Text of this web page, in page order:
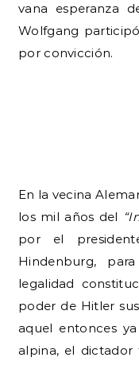
vana esperanza
Wolfgang
por convicción.
En la vecina
los mil años del
por el
Hindenburg,
legalidad
poder de Hitler
aquel entonces
alpina, el dictador